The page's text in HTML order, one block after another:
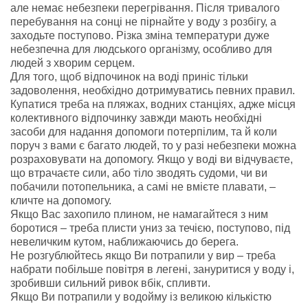
але немає небезпеки перегрівання. Після тривалого
перебування на сонці не пірнайте у воду з розбігу, а
заходьте поступово. Різка зміна температури дуже
небезпечна для людського організму, особливо для
людей з хворим серцем.
Для того, щоб відпочинок на воді приніс тільки
задоволення, необхідно дотримуватись певних правил.
Купатися треба на пляжах, водних станціях, адже місця
колективного відпочинку завжди мають необхідні
засоби для надання допомоги потерпілим, та й коли
поруч з вами є багато людей, то у разі небезпеки можна
розраховувати на допомогу. Якщо у воді ви відчуваєте,
що втрачаєте сили, або тіло зводять судоми, чи ви
побачили потопельника, а самі не вмієте плавати, –
кличте на допомогу.
Якщо Вас захопило плином, не намагайтеся з ним
боротися – треба плисти униз за течією, поступово, під
невеличким кутом, наближаючись до берега.
Не розгублюйтесь якщо Ви потрапили у вир – треба
набрати побільше повітря в легені, зануритися у воду і,
зробивши сильний ривок вбік, спливти.
Якщо Ви потрапили у водойму із великою кількістю